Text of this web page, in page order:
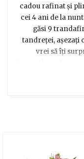
cadou rafinat și
cei 4 ani de la
găsi 9
tandreței, așezați
vrei să îți
impresionezi un
o amintire vie a
cutie și oferă-i cel
va aduce